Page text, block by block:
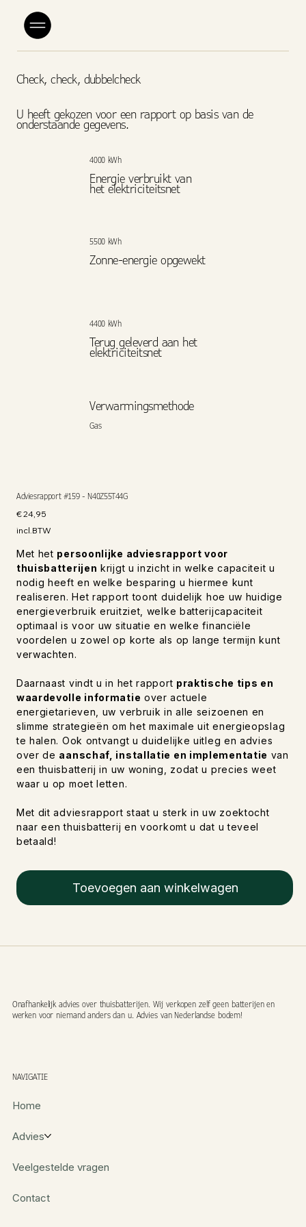
Check, check, dubbelcheck
U heeft gekozen voor een rapport op basis van de
onderstaande gegevens.
4000 kWh
Energie verbruikt van
het elektriciteitsnet
5500 kWh
Zonne-energie opgewekt
4400 kWh
Terug geleverd aan het
elektriciteitsnet
Gas
Verwarmingsmethode
Adviesrapport #159 - N40Z55T44G
Prijs
€ 24,95
incl.BTW
Met het persoonlijke adviesrapport voor
thuisbatterijen krijgt u inzicht in welke capaciteit u
nodig heeft en welke besparing u hiermee kunt
realiseren. Het rapport toont duidelijk hoe uw huidige
energieverbruik eruitziet, welke batterijcapaciteit
optimaal is voor uw situatie en welke financiële
voordelen u zowel op korte als op lange termijn kunt
verwachten.
Daarnaast vindt u in het rapport praktische tips en
waardevolle informatie over actuele
energietarieven, uw verbruik in alle seizoenen en
slimme strategieën om het maximale uit energieopslag
te halen. Ook ontvangt u duidelijke uitleg en advies
over de aanschaf, installatie en implementatie van
een thuisbatterij in uw woning, zodat u precies weet
waar u op moet letten.
Met dit adviesrapport staat u sterk in uw zoektocht
naar een thuisbatterij en voorkomt u dat u teveel
betaald!
Toevoegen aan winkelwagen
NAVIGATIE
Onafhankelijk advies over thuisbatterijen. Wij verkopen zelf geen batterijen en
werken voor niemand anders dan u. Advies van Nederlandse bodem!
Home
Advies
Veelgestelde vragen
Contact